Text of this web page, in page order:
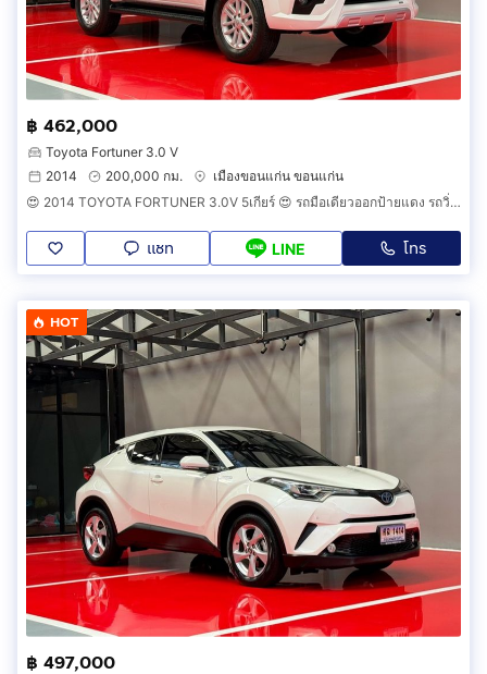
฿ 462,000
Toyota Fortuner 3.0 V
2014
200,000 กม.
เมืองขอนแก่น ขอนแก่น
😍 2014 TOYOTA FORTUNER 3.0V 5เกียร์ 😍 รถมือเดียวออกป้ายแดง รถวิ่งน้อย ประวัติศูนย์ครบ รถไม่เคยมีอุบัติเหตุครับ
แชท LINE โทร
HOT
฿ 497,000